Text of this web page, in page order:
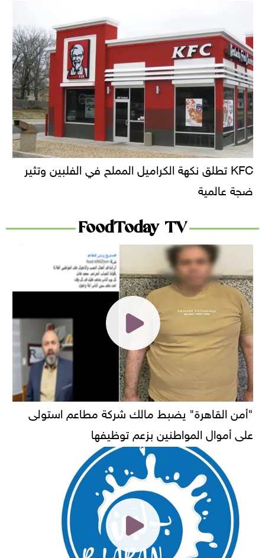
KFC تطلق نكهة الكراميل المملح في الفلبين وتثير
ضجة عالمية
FoodToday TV
"أمن القاهرة" يضبط مالك شركة مطاعم استولى
على أموال المواطنين بزعم توظيفها